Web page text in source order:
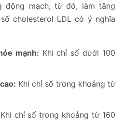
động mạch; từ đó, làm tăng
cholesterol LDL có ý nghĩa
mạnh: Khi chỉ số dưới 100
Khi chỉ số trong khoảng từ
Khi chỉ số trong khoảng từ 160